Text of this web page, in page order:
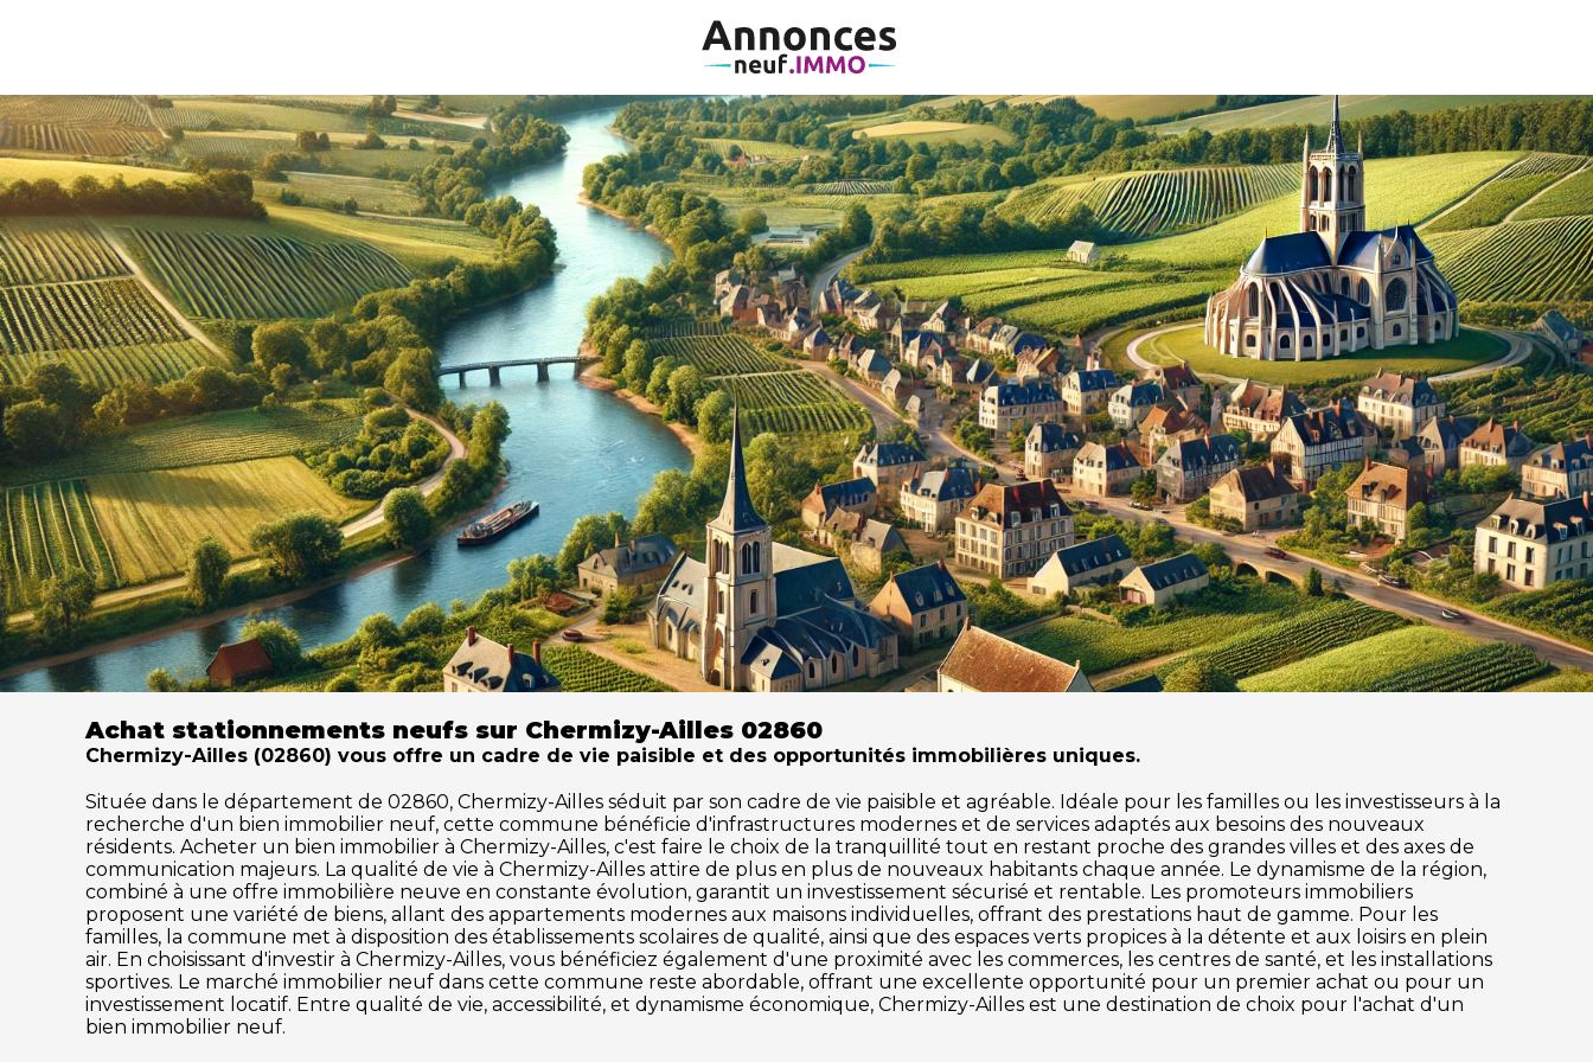
Achat stationnements neufs sur Chermizy-Ailles 02860
Chermizy-Ailles (02860) vous offre un cadre de vie paisible et des opportunités immobilières uniques.
Située dans le département de 02860, Chermizy-Ailles séduit par son cadre de vie paisible et agréable. Idéale pour les familles ou les investisseurs à la
recherche d'un bien immobilier neuf, cette commune bénéficie d'infrastructures modernes et de services adaptés aux besoins des nouveaux
résidents. Acheter un bien immobilier à Chermizy-Ailles, c'est faire le choix de la tranquillité tout en restant proche des grandes villes et des axes de
communication majeurs. La qualité de vie à Chermizy-Ailles attire de plus en plus de nouveaux habitants chaque année. Le dynamisme de la région,
combiné à une offre immobilière neuve en constante évolution, garantit un investissement sécurisé et rentable. Les promoteurs immobiliers
proposent une variété de biens, allant des appartements modernes aux maisons individuelles, offrant des prestations haut de gamme. Pour les
familles, la commune met à disposition des établissements scolaires de qualité, ainsi que des espaces verts propices à la détente et aux loisirs en plein
air. En choisissant d'investir à Chermizy-Ailles, vous bénéficiez également d'une proximité avec les commerces, les centres de santé, et les installations
sportives. Le marché immobilier neuf dans cette commune reste abordable, offrant une excellente opportunité pour un premier achat ou pour un
investissement locatif. Entre qualité de vie, accessibilité, et dynamisme économique, Chermizy-Ailles est une destination de choix pour l'achat d'un
bien immobilier neuf.